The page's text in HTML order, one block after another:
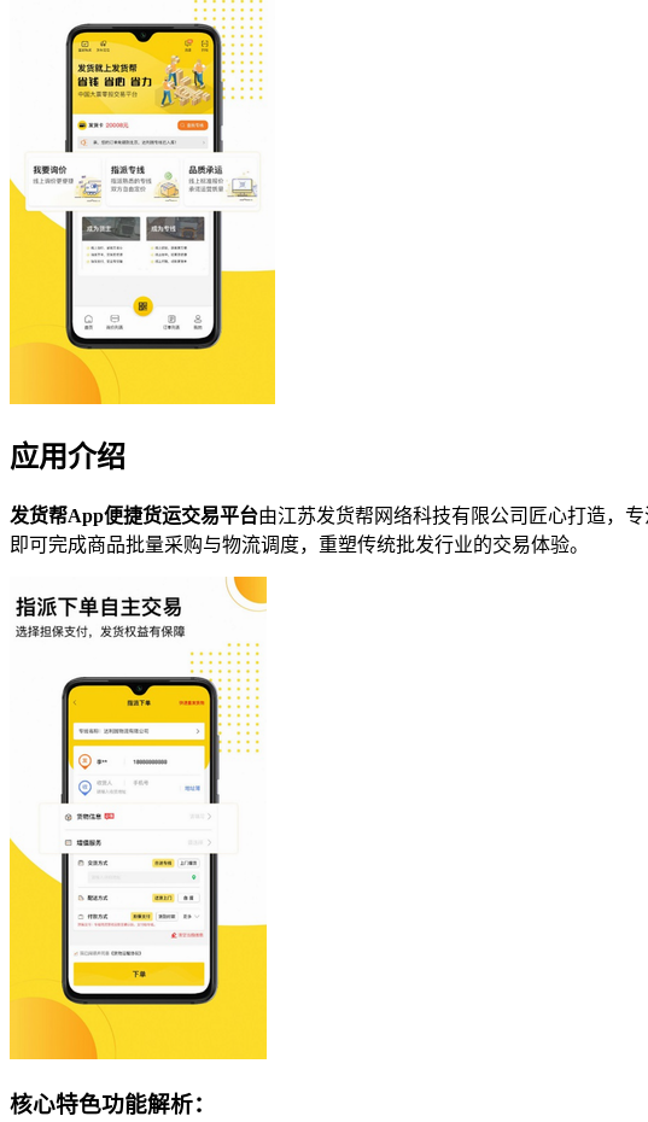
应用介绍
发货帮App便捷货运交易平台由江苏发货帮网络科技有限公司匠心打造，
即可完成商品批量采购与物流调度，重塑传统批发行业的交易体验。
核心特色功能解析：